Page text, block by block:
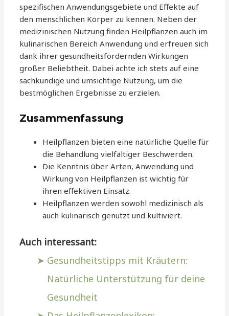
spezifischen Anwendungsgebiete und Effekte auf
den menschlichen Körper zu kennen. Neben der
medizinischen Nutzung finden Heilpflanzen auch im
kulinarischen Bereich Anwendung und erfreuen sich
dank ihrer gesundheitsfördernden Wirkungen
großer Beliebtheit. Dabei achte ich stets auf eine
sachkundige und umsichtige Nutzung, um die
bestmöglichen Ergebnisse zu erzielen.
Zusammenfassung
Heilpflanzen bieten eine natürliche Quelle für
die Behandlung vielfältiger Beschwerden.
Die Kenntnis über Arten, Anwendung und
Wirkung von Heilpflanzen ist wichtig für
ihren effektiven Einsatz.
Heilpflanzen werden sowohl medizinisch als
auch kulinarisch genutzt und kultiviert.
Auch interessant:
Gesundheitstipps mit Kräutern:
Natürliche Unterstützung für deine
Gesundheit